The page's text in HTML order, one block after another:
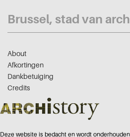
Brussel, stad van
About
Afkortingen
Dankbetuiging
Credits
Deze website is bedacht en wordt